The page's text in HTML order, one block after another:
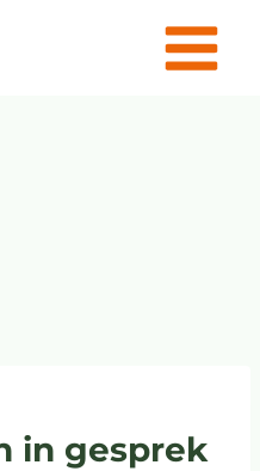
in gesprek